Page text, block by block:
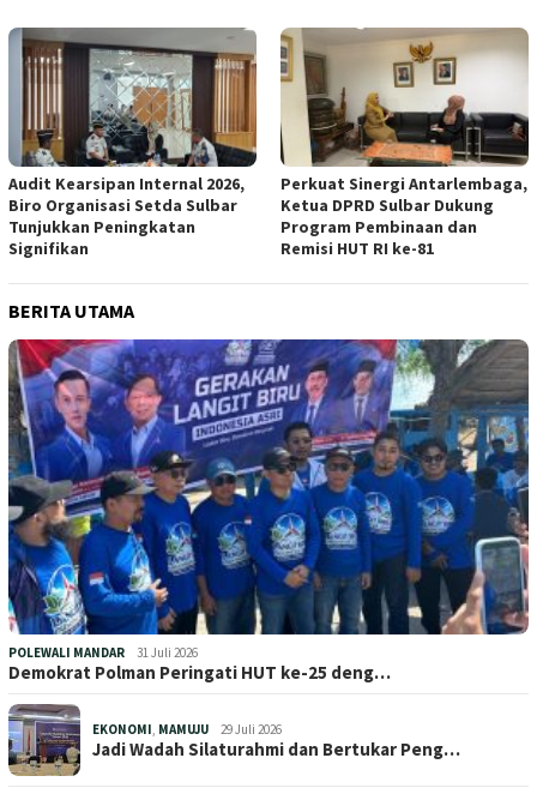
Audit Kearsipan Internal 2026,
Biro Organisasi Setda Sulbar
Tunjukkan Peningkatan
Signifikan
Perkuat Sinergi Antarlembaga,
Ketua DPRD Sulbar Dukung
Program Pembinaan dan
Remisi HUT RI ke-81
BERITA UTAMA
POLEWALI MANDAR 31 Juli 2026
Demokrat Polman Peringati HUT ke-25 deng…
EKONOMI, MAMUJU 29 Juli 2026
Jadi Wadah Silaturahmi dan Bertukar Peng…